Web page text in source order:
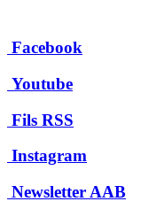
Facebook
Youtube
Fils RSS
Instagram
Newsletter AAB